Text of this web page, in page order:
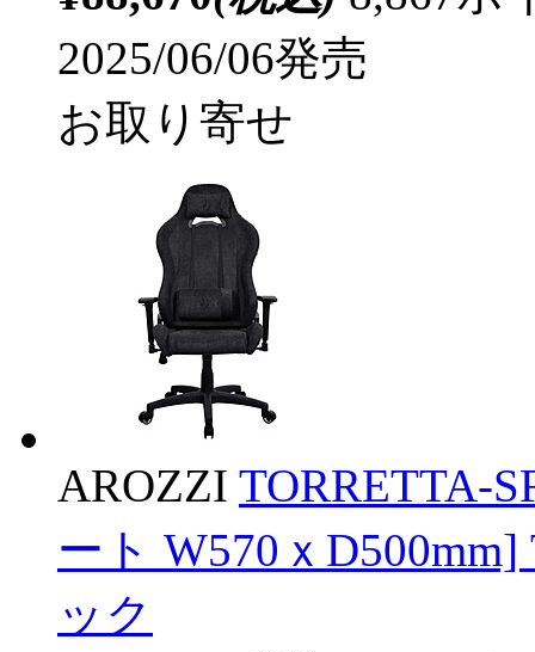
2025/06/06発売
お取り寄せ
AROZZI TORRETTA-
ート W570ｘ
ック